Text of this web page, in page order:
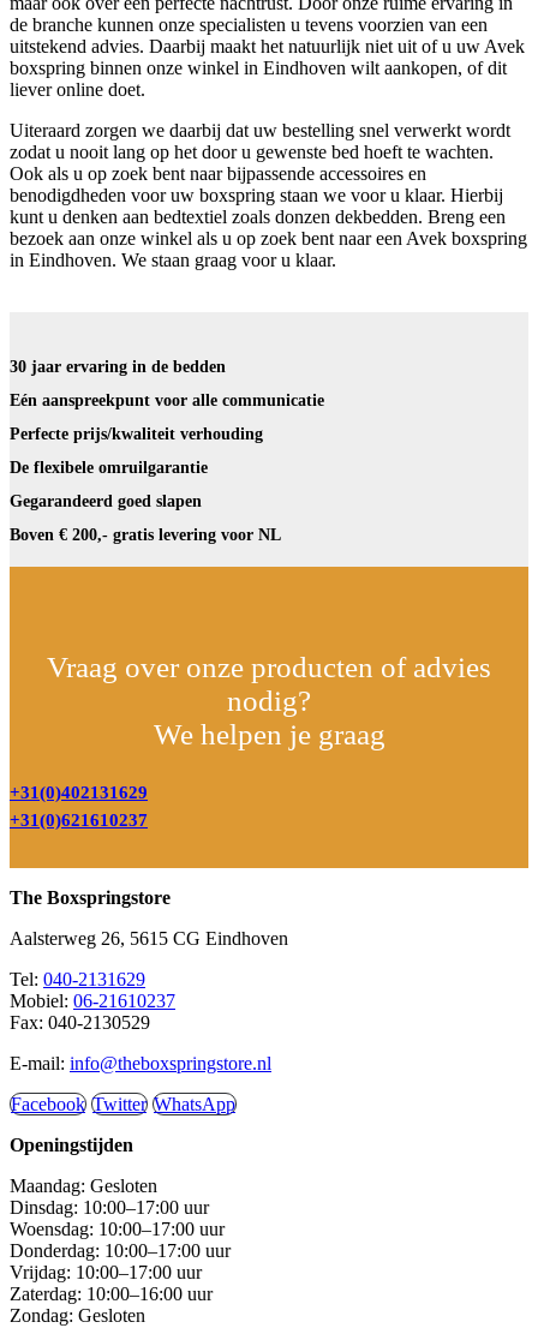
de branche kunnen onze specialisten u tevens voorzien van een
uitstekend advies. Daarbij maakt het natuurlijk niet uit of u uw Avek
boxspring binnen onze winkel in Eindhoven wilt aankopen, of dit
liever online doet.
Uiteraard zorgen we daarbij dat uw bestelling snel verwerkt wordt
zodat u nooit lang op het door u gewenste bed hoeft te wachten.
Ook als u op zoek bent naar bijpassende accessoires en
benodigdheden voor uw boxspring staan we voor u klaar. Hierbij
kunt u denken aan bedtextiel zoals donzen dekbedden. Breng een
bezoek aan onze winkel als u op zoek bent naar een Avek boxspring
in Eindhoven. We staan graag voor u klaar.
30 jaar ervaring in de bedden
Eén aanspreekpunt voor alle communicatie
Perfecte prijs/kwaliteit verhouding
De flexibele omruilgarantie
Gegarandeerd goed slapen
Boven € 200,- gratis levering voor NL
Vraag over onze producten of advies
nodig?
We helpen je graag
+31(0)402131629
+31(0)621610237
The Boxspringstore
Aalsterweg 26, 5615 CG Eindhoven
Tel: 040-2131629
Mobiel: 06-21610237
Fax: 040-2130529
E-mail: info@theboxspringstore.nl
Facebook Twitter WhatsApp
Openingstijden
Maandag: Gesloten
Dinsdag: 10:00–17:00 uur
Woensdag: 10:00–17:00 uur
Donderdag: 10:00–17:00 uur
Vrijdag: 10:00–17:00 uur
Zaterdag: 10:00–16:00 uur
Zondag: Gesloten